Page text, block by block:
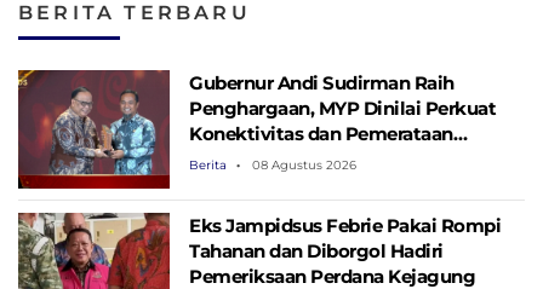
BERITA TERBARU
Gubernur Andi Sudirman Raih
Penghargaan, MYP Dinilai Perkuat
Konektivitas dan Pemerataan
Pembangunan
Berita 08 Agustus 2026
Eks Jampidsus Febrie Pakai Rompi
Tahanan dan Diborgol Hadiri
Pemeriksaan Perdana Kejagung